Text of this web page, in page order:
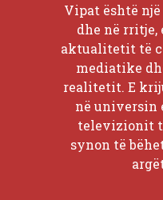
Vipat është
dhe në
aktualitetit të
mediatike
realitetit. E
në universin
televizionit
synon të